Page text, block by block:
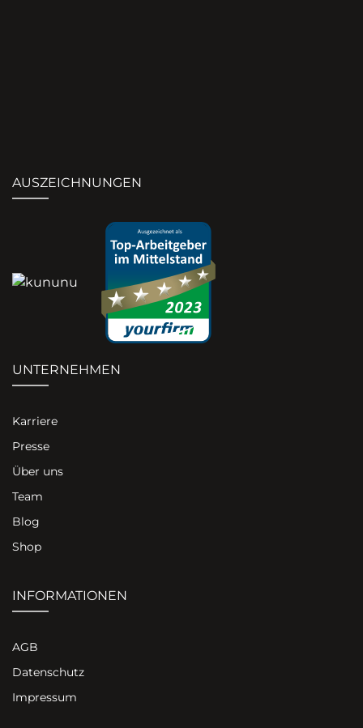
AUSZEICHNUNGEN
UNTERNEHMEN
Karriere
Presse
Über uns
Team
Blog
Shop
INFORMATIONEN
AGB
Datenschutz
Impressum